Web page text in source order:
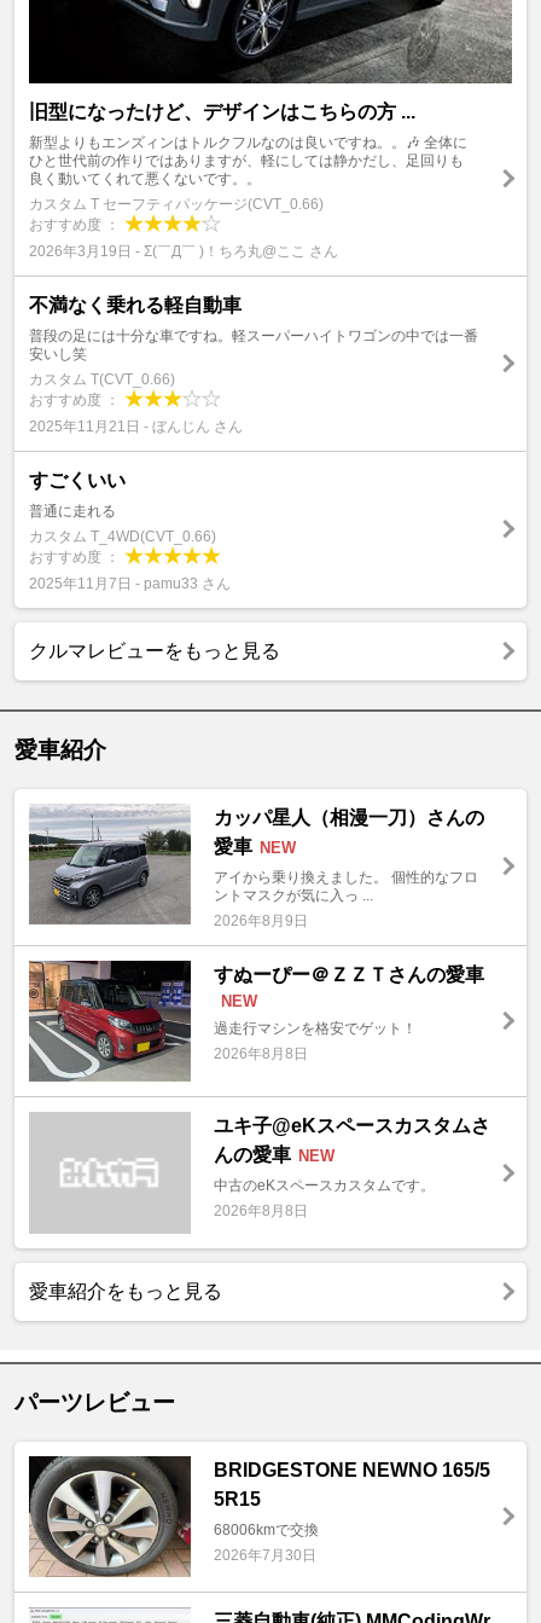
旧型になったけど、デザインはこちらの方 ...
新型よりもエンズィンはトルクフルなのは良いですね。。🎶 全体に
ひと世代前の作りではありますが、軽にしては静かだし、足回りも
良く動いてくれて悪くないです。。
カスタム T セーフティパッケージ(CVT_0.66)
おすすめ度 ：
2026年3月19日 - Σ(￣Д￣ )！ちろ丸@ここ さん
不満なく乗れる軽自動車
普段の足には十分な車ですね。軽スーパーハイトワゴンの中では一番
安いし笑
カスタム T(CVT_0.66)
おすすめ度 ：
2025年11月21日 - ぼんじん さん
すごくいい
普通に走れる
カスタム T_4WD(CVT_0.66)
おすすめ度 ：
2025年11月7日 - pamu33 さん
クルマレビューをもっと見る
愛車紹介
カッパ星人（相漫一刀）さんの
愛車 NEW
アイから乗り換えました。 個性的なフロ
ントマスクが気に入っ ...
2026年8月9日
すぬーぴー＠ＺＺＴさんの愛車
NEW
過走行マシンを格安でゲット！
2026年8月8日
ユキ子@eKスペースカスタムさ
んの愛車 NEW
中古のeKスペースカスタムです。
2026年8月8日
愛車紹介をもっと見る
パーツレビュー
BRIDGESTONE NEWNO 165/5
5R15
68006kmで交換
2026年7月30日